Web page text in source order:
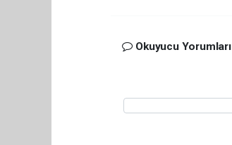
Okuyucu Yorumları